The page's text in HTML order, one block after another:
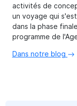
activités de
un voyage qui
dans la phase
programme de
Dans notre blog